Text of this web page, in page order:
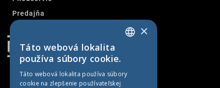
Predajňa
SLOVAK
GERMAN
×
Táto webová lokalita
používa súbory cookie.
Táto webová lokalita používa súbory
cookie na zlepšenie používateľskej